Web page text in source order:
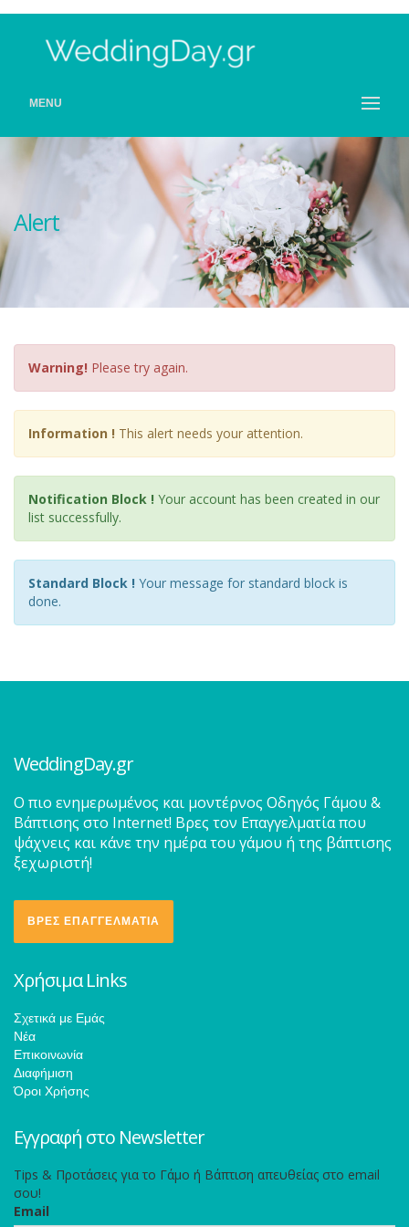
MENU
Alert
Warning! Please try again.
Information ! This alert needs your attention.
Notification Block ! Your account has been created in our
list successfully.
Standard Block ! Your message for standard block is
done.
WeddingDay.gr
O πιο ενημερωμένος και μοντέρνος Οδηγός Γάμου &
Βάπτισης στο Internet! Βρες τον Επαγγελματία που
ψάχνεις και κάνε την ημέρα του γάμου ή της βάπτισης
ξεχωριστή!
ΒΡΕΣ ΕΠΑΓΓΕΛΜΑΤΙΑ
Χρήσιμα Links
Σχετικά με Εμάς
Νέα
Επικοινωνία
Διαφήμιση
Όροι Χρήσης
Εγγραφή στο Newsletter
Tips & Προτάσεις για το Γάμο ή Βάπτιση απευθείας στο email
σου!
Email